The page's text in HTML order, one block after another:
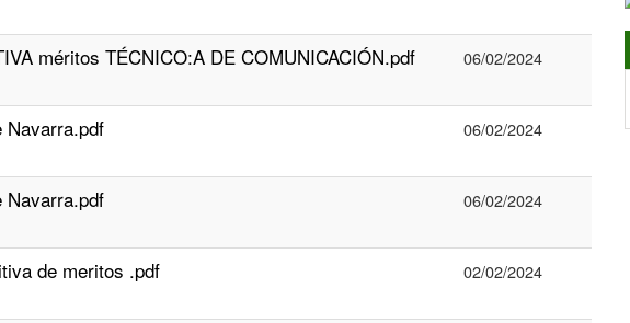
méritos TÉCNICO:A DE COMUNICACIÓN.pdf 06/02/2024
Navarra.pdf 06/02/2024
Navarra.pdf 06/02/2024
de meritos .pdf 02/02/2024